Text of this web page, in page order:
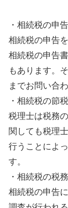
・相続税の申
相続税の申告
相続税の申告
もあります。
までお問い合
・相続税の節
税理士は税務
関しても税理
行うことによ
す。
・相続税の税
相続税の申告